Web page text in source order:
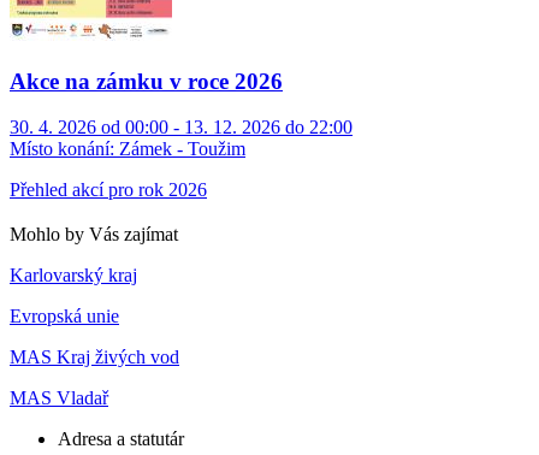
Akce na zámku v roce 2026
30. 4. 2026 od 00:00 - 13. 12. 2026 do 22:00
Místo konání: Zámek - Toužim
Přehled akcí pro rok 2026
Mohlo by Vás zajímat
Karlovarský kraj
Evropská unie
MAS Kraj živých vod
MAS Vladař
Adresa a statutár